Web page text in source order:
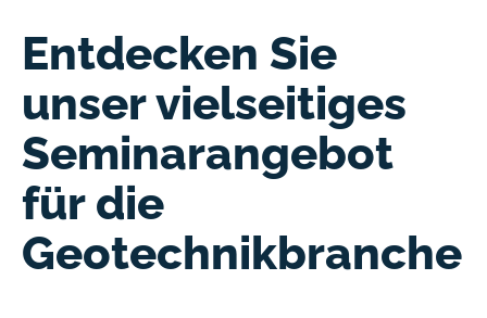
Entdecken Sie
unser vielseitiges
Seminarangebot
für die
Geotechnikbranche